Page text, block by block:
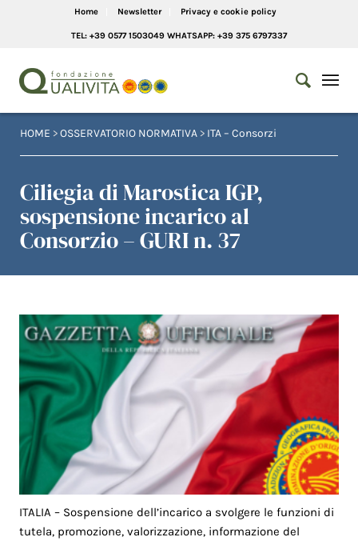
Home Newsletter Privacy e cookie policy
TEL: +39 0577 1503049 WHATSAPP: +39 375 6797337
HOME >OSSERVATORIO NORMATIVA > ITA – Consorzi
Ciliegia di Marostica IGP,
sospensione incarico al
Consorzio – GURI n. 37
ITALIA – Sospensione dell’incarico a svolgere le funzioni di
tutela, promozione, valorizzazione, informazione del